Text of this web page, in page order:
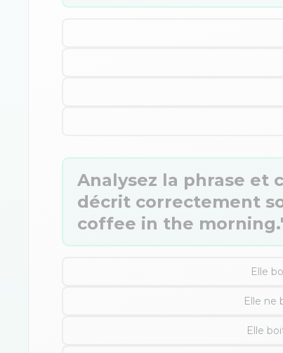
Analysez la phrase et
décrit correctement
coffee in the
Elle
Elle ne
Elle